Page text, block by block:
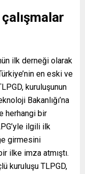
ilk derneği olarak
en eski ve
kuruluşunun
Bakanlığı’na
herhangi bir
ilgili ilk
girmesini
ilke imza atmıştı.
kuruluşu TLPGD,